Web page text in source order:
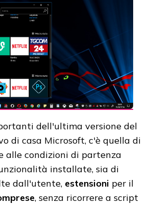
dell'ultima versione del
di casa Microsoft, c'è quella di
alle condizioni di partenza
installate, sia di
dall'utente, estensioni per il
, senza ricorrere a script